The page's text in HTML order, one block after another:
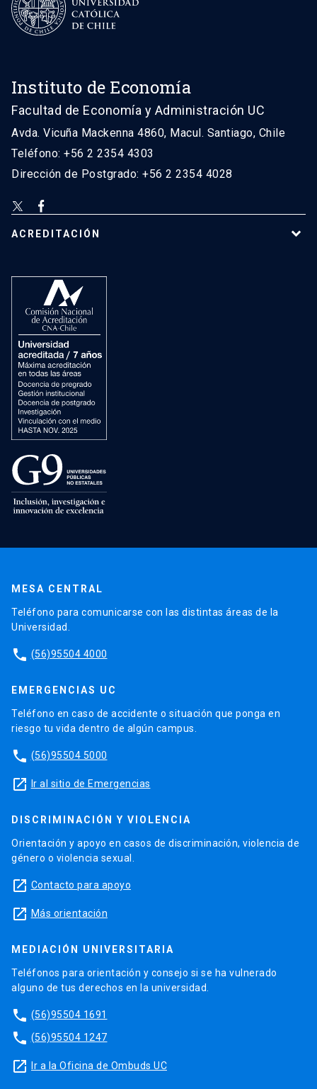
Instituto de Economía
Facultad de Economía y Administración UC
Avda. Vicuña Mackenna 4860, Macul. Santiago, Chile
Teléfono: +56 2 2354 4303
Dirección de Postgrado: +56 2 2354 4028
ACREDITACIÓN
MESA CENTRAL
Teléfono para comunicarse con las distintas áreas de la
Universidad.
phone (56)95504 4000
EMERGENCIAS UC
Teléfono en caso de accidente o situación que ponga en
riesgo tu vida dentro de algún campus.
phone (56)95504 5000
launch Ir al sitio de Emergencias
DISCRIMINACIÓN Y VIOLENCIA
Orientación y apoyo en casos de discriminación, violencia de
género o violencia sexual.
launch Contacto para apoyo
launch Más orientación
MEDIACIÓN UNIVERSITARIA
Teléfonos para orientación y consejo si se ha vulnerado
alguno de tus derechos en la universidad.
phone (56)95504 1691
phone (56)95504 1247
launch Ir a la Oficina de Ombuds UC